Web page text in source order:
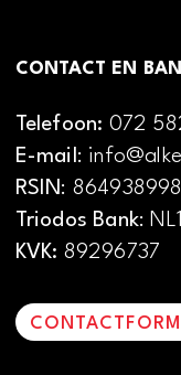
CONTACT EN
Telefoon: 072
E-mail :
RSIN : 864938998
Triodos Bank:
KVK: 89296737